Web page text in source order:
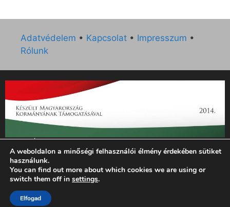
Adatvédelem • Kapcsolat • Impresszum •
Rólunk
„Az Új Ember katolikus hetilap 2014. évi működésének
támogatását az EGYH-KCP-14-P-0121 sz. támogatási
szerződés keretében 3 000 000 Ft összegben támogatta az
Emberi Erőforrások Minisztériuma.”
© 2026 Magyar Kurír - Új Ember
A weboldalon a minőségi felhasználói élmény érdekében sütiket
használunk.
You can find out more about which cookies we are using or
switch them off in settings.
Elfogad